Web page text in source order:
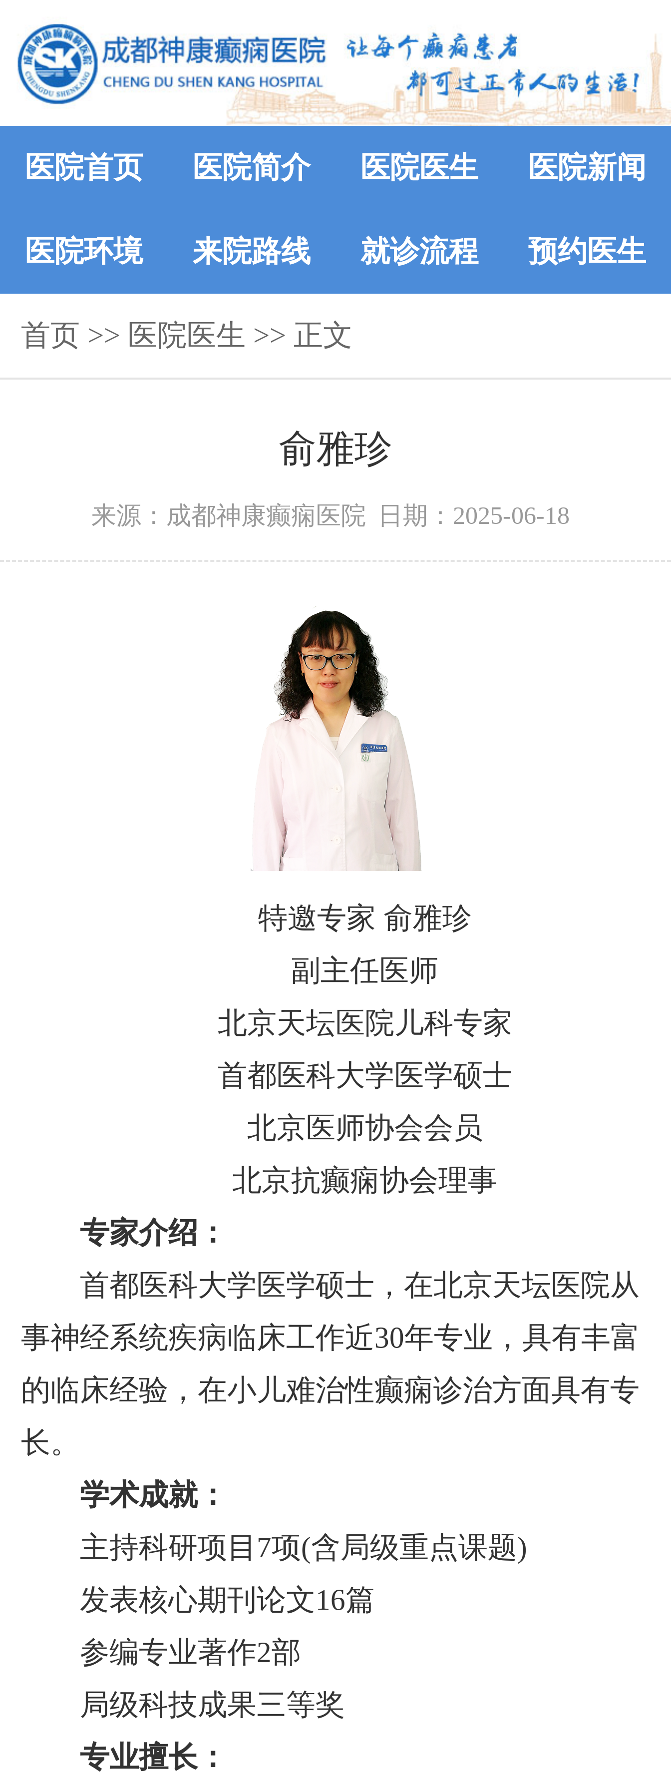
医院首页 医院简介 医院医生 医院新闻
医院环境 来院路线 就诊流程 预约医生
首页 >> 医院医生 >> 正文
俞雅珍
来源：成都神康癫痫医院 日期：2025-06-18
特邀专家 俞雅珍
副主任医师
北京天坛医院儿科专家
首都医科大学医学硕士
北京医师协会会员
北京抗癫痫协会理事
专家介绍：
首都医科大学医学硕士，在北京天坛医院从
事神经系统疾病临床工作近30年专业，具有丰富
的临床经验，在小儿难治性癫痫诊治方面具有专
长。
学术成就：
主持科研项目7项(含局级重点课题)
发表核心期刊论文16篇
参编专业著作2部
局级科技成果三等奖
专业擅长：